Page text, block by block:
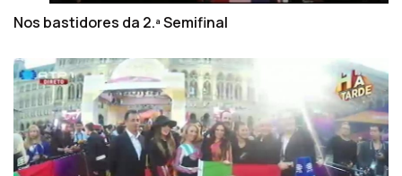
Nos bastidores da 2.ª Semifinal